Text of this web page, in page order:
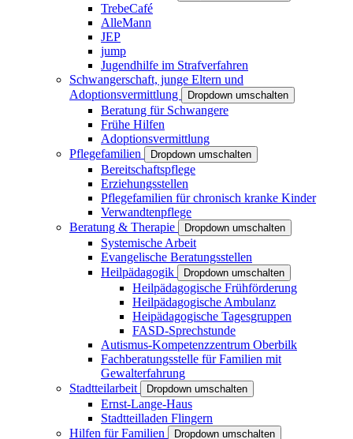
TrebeCafé
AlleMann
JEP
jump
Jugendhilfe im Strafverfahren
Schwangerschaft, junge Eltern und
Adoptionsvermittlung
Dropdown umschalten
Beratung für Schwangere
Frühe Hilfen
Adoptionsvermittlung
Pflegefamilien
Dropdown umschalten
Bereitschaftspflege
Erziehungsstellen
Pflegefamilien für chronisch kranke Kinder
Verwandtenpflege
Beratung & Therapie
Dropdown umschalten
Systemische Arbeit
Evangelische Beratungsstellen
Heilpädagogik
Dropdown umschalten
Heilpädagogische Frühförderung
Heilpädagogische Ambulanz
Heipädagogische Tagesgruppen
FASD-Sprechstunde
Autismus-Kompetenzzentrum Oberbilk
Fachberatungsstelle für Familien mit
Gewalterfahrung
Stadtteilarbeit
Dropdown umschalten
Ernst-Lange-Haus
Stadtteilladen Flingern
Hilfen für Familien
Dropdown umschalten